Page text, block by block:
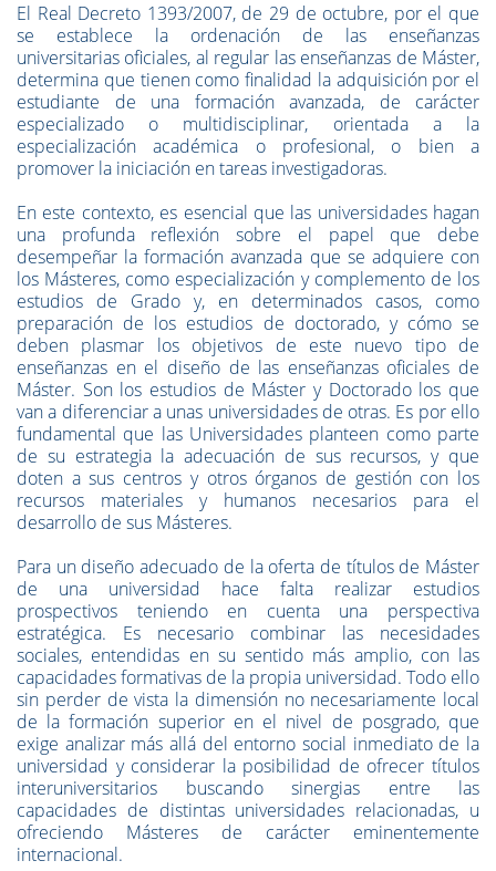
El Real Decreto 1393/2007, de 29 de octubre, por el que
se establece la ordenación de las enseñanzas
universitarias oficiales, al regular las enseñanzas de Máster,
determina que tienen como finalidad la adquisición por el
estudiante de una formación avanzada, de carácter
especializado o multidisciplinar, orientada a la
especialización académica o profesional, o bien a
promover la iniciación en tareas investigadoras.
En este contexto, es esencial que las universidades hagan
una profunda reflexión sobre el papel que debe
desempeñar la formación avanzada que se adquiere con
los Másteres, como especialización y complemento de los
estudios de Grado y, en determinados casos, como
preparación de los estudios de doctorado, y cómo se
deben plasmar los objetivos de este nuevo tipo de
enseñanzas en el diseño de las enseñanzas oficiales de
Máster. Son los estudios de Máster y Doctorado los que
van a diferenciar a unas universidades de otras. Es por ello
fundamental que las Universidades planteen como parte
de su estrategia la adecuación de sus recursos, y que
doten a sus centros y otros órganos de gestión con los
recursos materiales y humanos necesarios para el
desarrollo de sus Másteres.
Para un diseño adecuado de la oferta de títulos de Máster
de una universidad hace falta realizar estudios
prospectivos teniendo en cuenta una perspectiva
estratégica. Es necesario combinar las necesidades
sociales, entendidas en su sentido más amplio, con las
capacidades formativas de la propia universidad. Todo ello
sin perder de vista la dimensión no necesariamente local
de la formación superior en el nivel de posgrado, que
exige analizar más allá del entorno social inmediato de la
universidad y considerar la posibilidad de ofrecer títulos
interuniversitarios buscando sinergias entre las
capacidades de distintas universidades relacionadas, u
ofreciendo Másteres de carácter eminentemente
internacional.